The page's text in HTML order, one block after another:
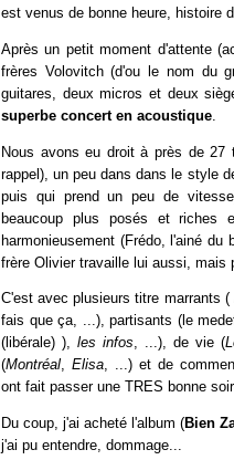
est venus de bonne heure, histoire
Après un petit moment d'attente
frères Volovitch (d'ou le nom du
guitares, deux micros et deux
superbe concert en acoustique
Nous avons eu droit à près de 27
rappel), un peu dans dans le style
puis qui prend un peu de
beaucoup plus posés et
harmonieusement (Frédo, l'ainé
frère Olivier travaille lui aussi, mais
C'est avec plusieurs titre marrants (
fais que ça, ...), partisants (le
(libérale) ), les infos, ...), de vie (
(Montréal, Elisa, ...) et de
ont fait passer une TRES bonne
Du coup, j'ai acheté l'album (Bien
j'ai pu entendre, dommage...